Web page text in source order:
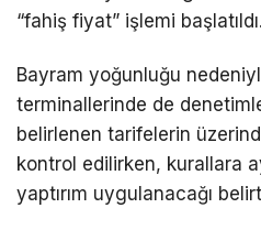
“fahiş fiyat” işlemi başlatıldı.
Bayram yoğunluğu
terminallerinde de
belirlenen tarifelerin
kontrol edilirken, kurallara
yaptırım uygulanacağı